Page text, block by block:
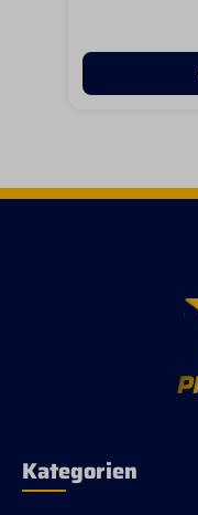
Kategorien